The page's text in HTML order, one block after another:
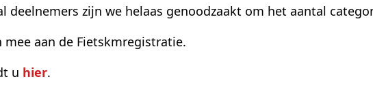
deelnemers zijn we helaas genoodzaakt om het aantal
aan de Fietskmregistratie.
u hier.